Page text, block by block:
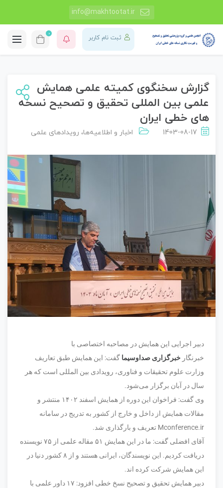
info@makhtootat.ir
ثبت نام کاربر
0
گزارش سخنگوی کمیته علمی همایش
علمی بین المللی تحقیق و تصحیح نسخه
های خطی ایران
1403-08-17 اخبار و اطلاعیه‌ها، رویدادهای علمی
دبیر اجرایی این همایش در مصاحبه اختصاصی با
خبرنگار خبرگزاری صداوسیما گفت: این همایش طبق تعاریف
وزارت علوم تحقیقات و فناوری، رویدادی بین المللی است که هر
سال در آبان برگزار می‌شود.
وی گفت: فراخوان این دوره از همایش اسفند ۱۴۰۲ منتشر و
مقالات همایش از داخل و خارج از کشور به تدریج در سامانه
Mconference.ir تعریف و بارگذاری شد.
آقای افضلی گفت: ما در این همایش ۵۱ مقاله علمی از ۷۵ نویسنده
دریافت کردیم. این نویسندگان، ایرانی هستند و از ۸ کشور دنیا در
این همایش شرکت کرده اند.
دبیر همایش تحقیق و تصحیح نسخ خطی افزود: ۱۷ داور علمی با